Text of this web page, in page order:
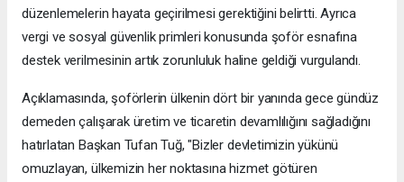
düzenlemelerin hayata geçirilmesi gerektiğini belirtti. Ayrıca
vergi ve sosyal güvenlik primleri konusunda şoför esnafına
destek verilmesinin artık zorunluluk haline geldiği vurgulandı.
Açıklamasında, şoförlerin ülkenin dört bir yanında gece gündüz
demeden çalışarak üretim ve ticaretin devamlılığını sağladığını
hatırlatan Başkan Tufan Tuğ, "Bizler devletimizin yükünü
omuzlayan, ülkemizin her noktasına hizmet götüren